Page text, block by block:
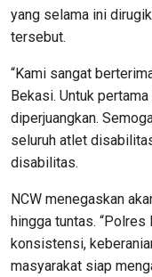
yang selama ini
tersebut.
“Kami sangat
Bekasi. Untuk
diperjuangkan.
seluruh atlet
disabilitas.
NCW menegaskan
hingga tuntas.
konsistensi,
masyarakat siap